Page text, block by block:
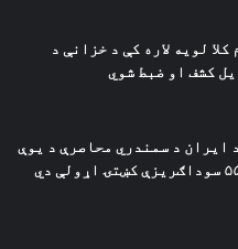
کلا لویه لاره کې د خزانې د
ایران د سمندري محاصرې د یوې